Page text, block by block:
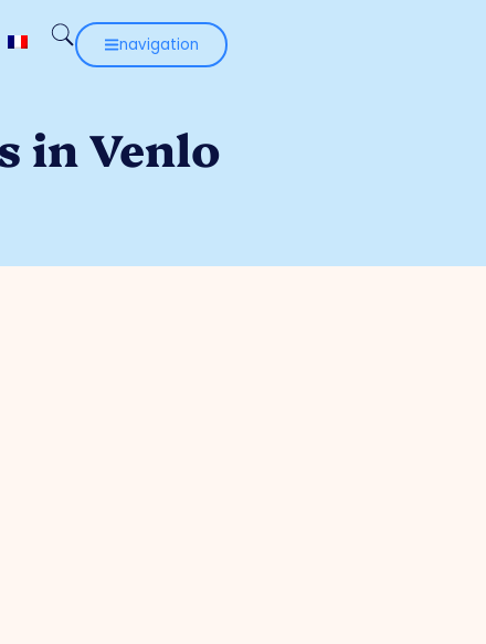
navigation
in Venlo